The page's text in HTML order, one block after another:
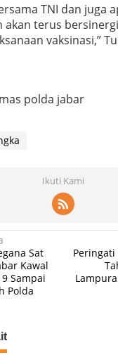
TNI dan juga
akan terus
vaksinasi,”
polda jabar
Ikuti Kami
Sat
Kawal
Sampai
Polda
Peringati